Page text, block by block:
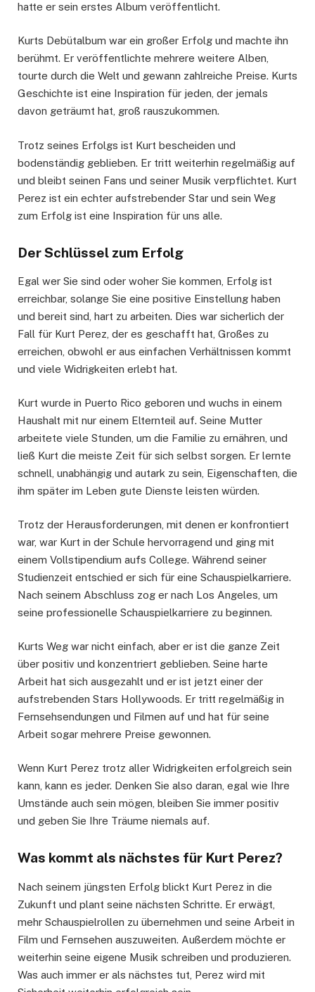
hatte er sein erstes Album veröffentlicht.
Kurts Debütalbum war ein großer Erfolg und machte ihn
berühmt. Er veröffentlichte mehrere weitere Alben,
tourte durch die Welt und gewann zahlreiche Preise. Kurts
Geschichte ist eine Inspiration für jeden, der jemals
davon geträumt hat, groß rauszukommen.
Trotz seines Erfolgs ist Kurt bescheiden und
bodenständig geblieben. Er tritt weiterhin regelmäßig auf
und bleibt seinen Fans und seiner Musik verpflichtet. Kurt
Perez ist ein echter aufstrebender Star und sein Weg
zum Erfolg ist eine Inspiration für uns alle.
Der Schlüssel zum Erfolg
Egal wer Sie sind oder woher Sie kommen, Erfolg ist
erreichbar, solange Sie eine positive Einstellung haben
und bereit sind, hart zu arbeiten. Dies war sicherlich der
Fall für Kurt Perez, der es geschafft hat, Großes zu
erreichen, obwohl er aus einfachen Verhältnissen kommt
und viele Widrigkeiten erlebt hat.
Kurt wurde in Puerto Rico geboren und wuchs in einem
Haushalt mit nur einem Elternteil auf. Seine Mutter
arbeitete viele Stunden, um die Familie zu ernähren, und
ließ Kurt die meiste Zeit für sich selbst sorgen. Er lernte
schnell, unabhängig und autark zu sein, Eigenschaften, die
ihm später im Leben gute Dienste leisten würden.
Trotz der Herausforderungen, mit denen er konfrontiert
war, war Kurt in der Schule hervorragend und ging mit
einem Vollstipendium aufs College. Während seiner
Studienzeit entschied er sich für eine Schauspielkarriere.
Nach seinem Abschluss zog er nach Los Angeles, um
seine professionelle Schauspielkarriere zu beginnen.
Kurts Weg war nicht einfach, aber er ist die ganze Zeit
über positiv und konzentriert geblieben. Seine harte
Arbeit hat sich ausgezahlt und er ist jetzt einer der
aufstrebenden Stars Hollywoods. Er tritt regelmäßig in
Fernsehsendungen und Filmen auf und hat für seine
Arbeit sogar mehrere Preise gewonnen.
Wenn Kurt Perez trotz aller Widrigkeiten erfolgreich sein
kann, kann es jeder. Denken Sie also daran, egal wie Ihre
Umstände auch sein mögen, bleiben Sie immer positiv
und geben Sie Ihre Träume niemals auf.
Was kommt als nächstes für Kurt Perez?
Nach seinem jüngsten Erfolg blickt Kurt Perez in die
Zukunft und plant seine nächsten Schritte. Er erwägt,
mehr Schauspielrollen zu übernehmen und seine Arbeit in
Film und Fernsehen auszuweiten. Außerdem möchte er
weiterhin seine eigene Musik schreiben und produzieren.
Was auch immer er als nächstes tut, Perez wird mit